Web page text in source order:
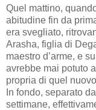
Quel mattino,
abitudine fin da
era svegliato,
Arasha, figlia di
maestro d’arme, e
avrebbe mai potuto
propria di quel
In fondo, separato
settimane,